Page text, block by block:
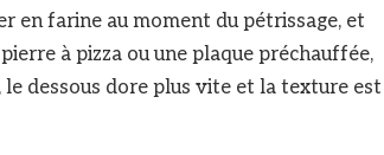
en farine au moment du pétrissage, et
à pizza ou une plaque préchauffée,
dessous dore plus vite et la texture est